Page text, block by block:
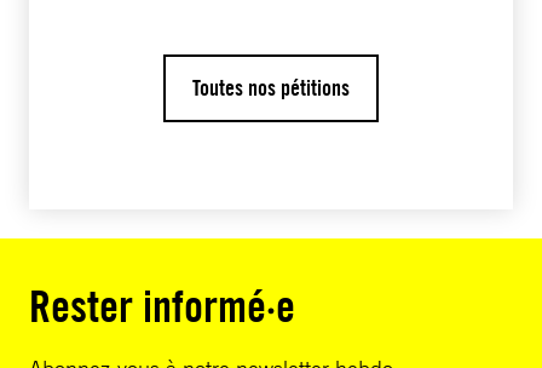
Toutes nos pétitions
Rester informé·e